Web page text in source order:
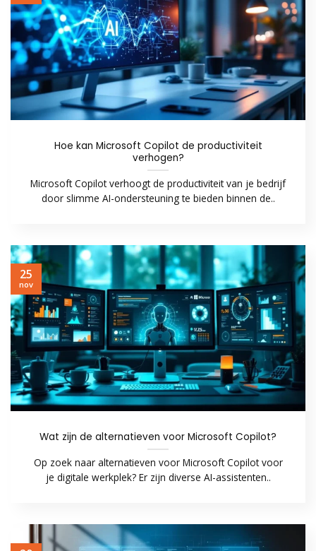
Hoe kan Microsoft Copilot de productiviteit
verhogen?
Microsoft Copilot verhoogt de productiviteit van je bedrijf
door slimme AI-ondersteuning te bieden binnen de..
Wat zijn de alternatieven voor Microsoft Copilot?
Op zoek naar alternatieven voor Microsoft Copilot voor
je digitale werkplek? Er zijn diverse AI-assistenten..
25
nov